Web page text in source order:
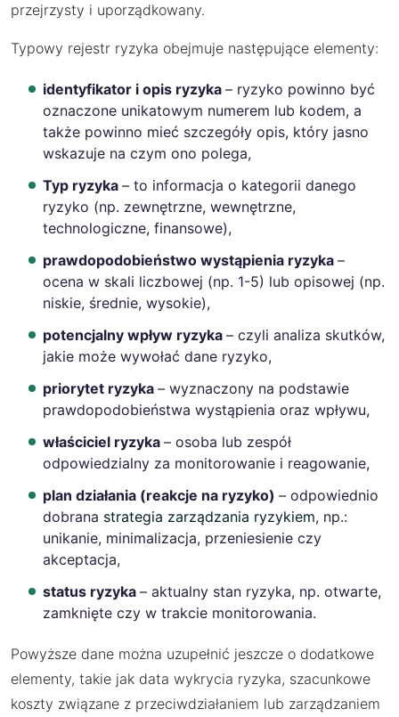
przejrzysty i uporządkowany.
Typowy rejestr ryzyka obejmuje następujące elementy:
identyfikator i opis ryzyka – ryzyko powinno być
oznaczone unikatowym numerem lub kodem, a
także powinno mieć szczegóły opis, który jasno
wskazuje na czym ono polega,
Typ ryzyka – to informacja o kategorii danego
ryzyko (np. zewnętrzne, wewnętrzne,
technologiczne, finansowe),
prawdopodobieństwo wystąpienia ryzyka –
ocena w skali liczbowej (np. 1-5) lub opisowej (np.
niskie, średnie, wysokie),
potencjalny wpływ ryzyka – czyli analiza skutków,
jakie może wywołać dane ryzyko,
priorytet ryzyka – wyznaczony na podstawie
prawdopodobieństwa wystąpienia oraz wpływu,
właściciel ryzyka – osoba lub zespół
odpowiedzialny za monitorowanie i reagowanie,
plan działania (reakcje na ryzyko) – odpowiednio
dobrana strategia zarządzania ryzykiem, np.:
unikanie, minimalizacja, przeniesienie czy
akceptacja,
status ryzyka – aktualny stan ryzyka, np. otwarte,
zamknięte czy w trakcie monitorowania.
Powyższe dane można uzupełnić jeszcze o dodatkowe
elementy, takie jak data wykrycia ryzyka, szacunkowe
koszty związane z przeciwdziałaniem lub zarządzaniem